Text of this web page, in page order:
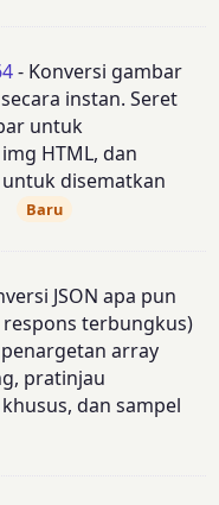
- Konversi gambar
instan. Seret
untuk
HTML, dan
untuk disematkan
Baru
JSON apa pun
terbungkus)
array
pratinjau
dan sampel